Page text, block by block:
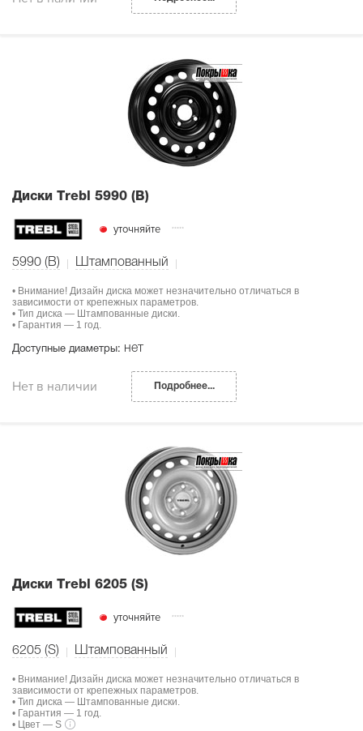
Диски Тrebl 5990 (B)
уточняйте
5990 (B) Штампованный
• Внимание! Дизайн диска может незначительно отличаться в
зависимости от крепежных параметров.
• Тип диска — Штампованные диски.
• Гарантия — 1 год.
Доступные диаметры: нет
Нет в наличии Подробнее...
Диски Тrebl 6205 (S)
уточняйте
6205 (S) Штампованный
• Внимание! Дизайн диска может незначительно отличаться в
зависимости от крепежных параметров.
• Тип диска — Штампованные диски.
• Гарантия — 1 год.
• Цвет — S